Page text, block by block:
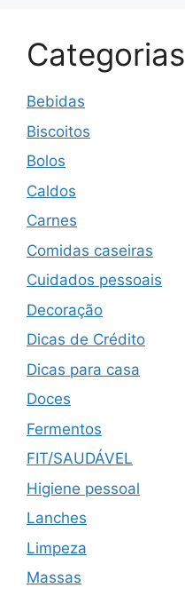
Categorias
Bebidas
Biscoitos
Bolos
Caldos
Carnes
Comidas caseiras
Cuidados pessoais
Decoração
Dicas de Crédito
Dicas para casa
Doces
Fermentos
FIT/SAUDÁVEL
Higiene pessoal
Lanches
Limpeza
Massas